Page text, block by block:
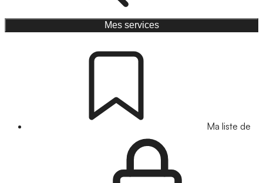
Mes services
Ma liste de